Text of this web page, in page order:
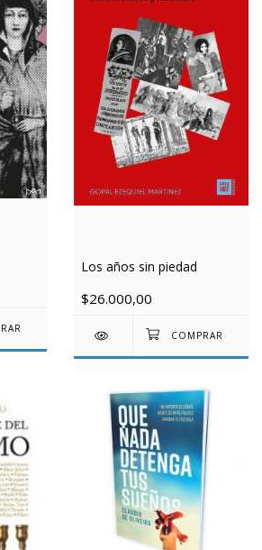
Los años sin piedad
$26.000,00